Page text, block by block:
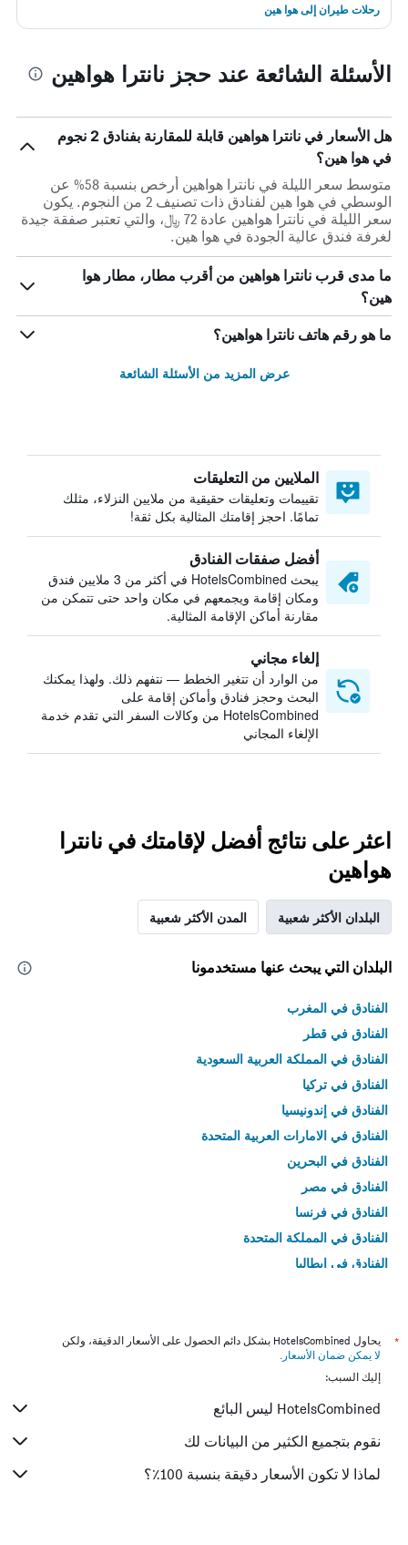
رحلات طيران إلى هوا هين
الأسئلة الشائعة عند حجز نانترا هواهين
هل الأسعار في نانترا هواهين قابلة للمقارنة بفنادق 2 نجوم
في هوا هين؟
متوسط سعر الليلة في نانترا هواهين أرخص بنسبة 58% عن
الوسطي في هوا هين لفنادق ذات تصنيف 2 من النجوم. يكون
سعر الليلة في نانترا هواهين عادة 72 ﷼، والتي تعتبر صفقة جيدة
لغرفة فندق عالية الجودة في هوا هين.
ما مدى قرب نانترا هواهين من أقرب مطار، مطار هوا
هين؟
ما هو رقم هاتف نانترا هواهين؟
عرض المزيد من الأسئلة الشائعة
الملايين من التعليقات
تقييمات وتعليقات حقيقية من ملايين النزلاء، مثلك
تمامًا. احجز إقامتك المثالية بكل ثقة!
أفضل صفقات الفنادق
يبحث HotelsCombined في أكثر من 3 ملايين فندق
ومكان إقامة ويجمعهم في مكان واحد حتى تتمكن من
مقارنة أماكن الإقامة المثالية.
إلغاء مجاني
من الوارد أن تتغير الخطط — نتفهم ذلك. ولهذا يمكنك
البحث وحجز فنادق وأماكن إقامة على
HotelsCombined من وكالات السفر التي تقدم خدمة
الإلغاء المجاني
اعثر على نتائج أفضل لإقامتك في نانترا
هواهين
البلدان الأكثر شعبية المدن الأكثر شعبية
البلدان التي يبحث عنها مستخدمونا
الفنادق في المغرب
الفنادق في قطر
الفنادق في المملكة العربية السعودية
الفنادق في تركيا
الفنادق في إندونيسيا
الفنادق في الامارات العربية المتحدة
الفنادق في البحرين
الفنادق في مصر
الفنادق في فرنسا
الفنادق في المملكة المتحدة
الفنادق في إيطاليا
*
يحاول HotelsCombined بشكل دائم الحصول على الأسعار الدقيقة، ولكن
لا يمكن ضمان الأسعار .
إليك السبب:
HotelsCombined ليس البائع
نقوم بتجميع الكثير من البيانات لك
لماذا لا تكون الأسعار دقيقة بنسبة 100٪؟